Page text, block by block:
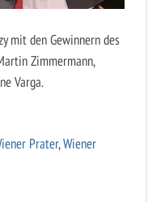
mit den Gewinnern des
Zimmermann,
Varga.
Prater,Wiener